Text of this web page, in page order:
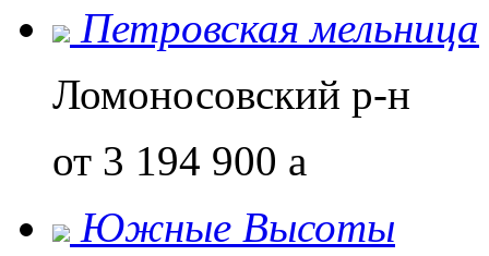
Петровская мельница
Ломоносовский р-н
от 3 194 900 a
Южные Высоты